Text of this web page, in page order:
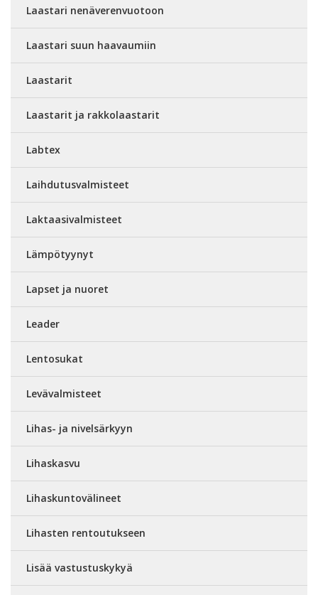
Laastari nenäverenvuotoon
Laastari suun haavaumiin
Laastarit
Laastarit ja rakkolaastarit
Labtex
Laihdutusvalmisteet
Laktaasivalmisteet
Lämpötyynyt
Lapset ja nuoret
Leader
Lentosukat
Levävalmisteet
Lihas- ja nivelsärkyyn
Lihaskasvu
Lihaskuntovälineet
Lihasten rentoutukseen
Lisää vastustuskykyä